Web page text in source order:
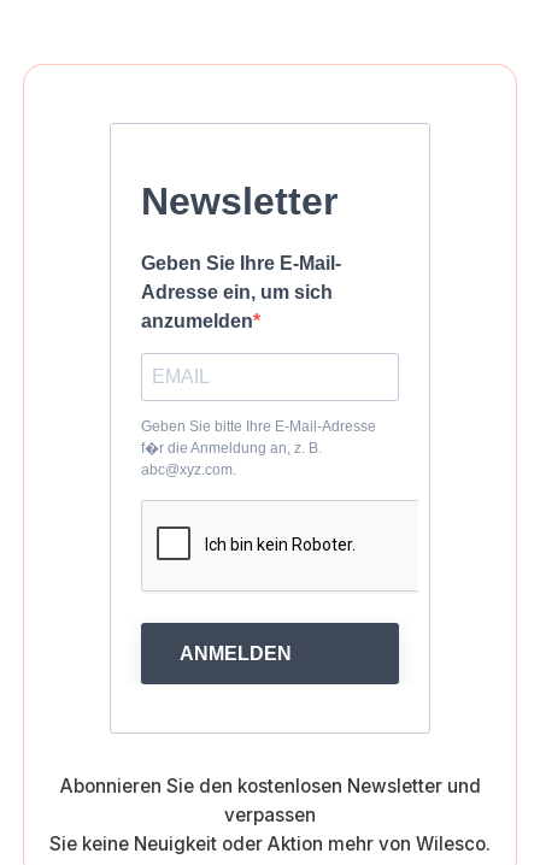
Newsletter
Geben Sie Ihre E-Mail-
Adresse ein, um sich
anzumelden
Geben Sie bitte Ihre E-Mail-Adresse
f�r die Anmeldung an, z. B.
abc@xyz.com.
ANMELDEN
Abonnieren Sie den kostenlosen Newsletter und
verpassen
Sie keine Neuigkeit oder Aktion mehr von Wilesco.